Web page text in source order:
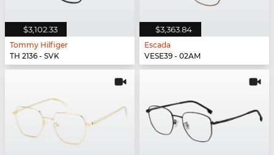
$3,102.33
Tommy Hilfiger
TH 2136 - SVK
$3,363.84
Escada
VESE39 - 02AM